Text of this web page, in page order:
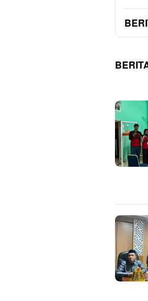
RADAR
LUWU